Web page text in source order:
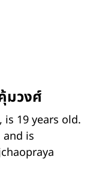
มวงศ์
19 years old.
and is